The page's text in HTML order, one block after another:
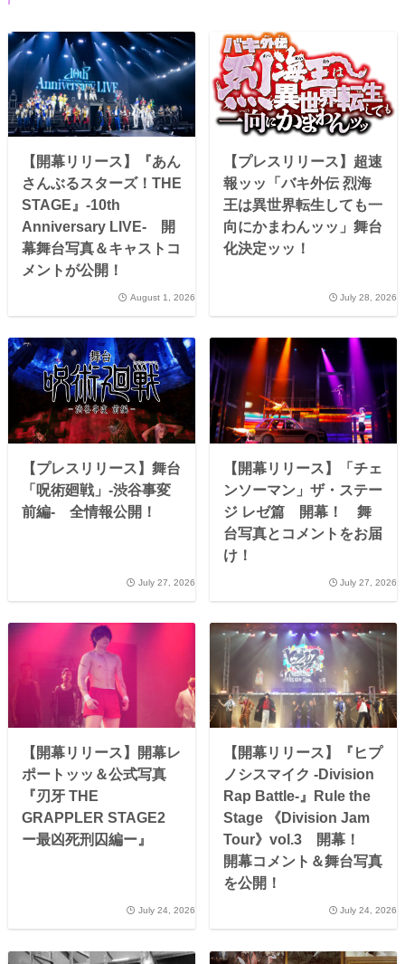
【開幕リリース】『あん
さんぶるスターズ！THE
STAGE』-10th
Anniversary LIVE- 開
幕舞台写真＆キャストコ
メントが公開！
August 1, 2026
【プレスリリース】超速
報ッッ「バキ外伝 烈海
王は異世界転生しても一
向にかまわんッッ」舞台
化決定ッッ！
July 28, 2026
【プレスリリース】舞台
「呪術廻戦」-渋谷事変
前編- 全情報公開！
July 27, 2026
【開幕リリース】「チェ
ンソーマン」ザ・ステー
ジ レゼ篇 開幕！ 舞
台写真とコメントをお届
け！
July 27, 2026
【開幕リリース】開幕レ
ポートッッ＆公式写真
『刃牙 THE
GRAPPLER STAGE2
ー最凶死刑囚編ー』
July 24, 2026
【開幕リリース】『ヒプ
ノシスマイク -Division
Rap Battle-』Rule the
Stage 《Division Jam
Tour》vol.3 開幕！
開幕コメント＆舞台写真
を公開！
July 24, 2026